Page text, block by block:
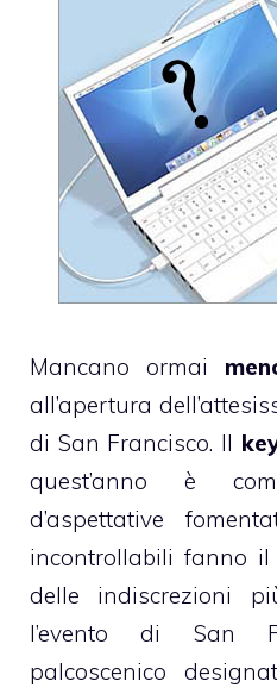
Mancano ormai
all’apertura
di San Francisco. Il
quest’anno è
d’aspettative
incontrollabili fanno
delle indiscrezioni
l’evento di San
palcoscenico